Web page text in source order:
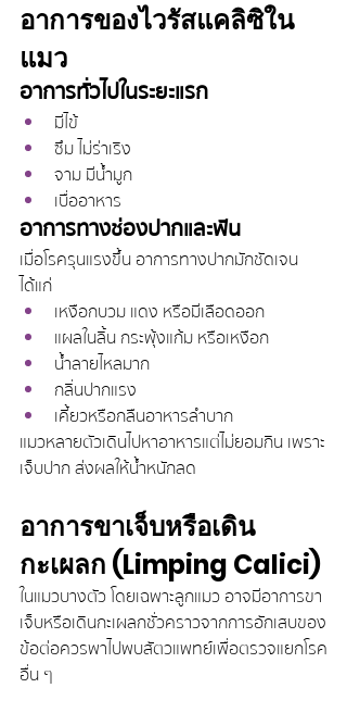
อาการของไวรัสแคลิซิใน
แมว
อาการทั่วไปในระยะแรก
มีไข้
ซึม ไม่ร่าเริง
จาม มีน้ำมูก
เบื่ออาหาร
อาการทางช่องปากและฟัน
เมื่อโรครุนแรงขึ้น อาการทางปากมักชัดเจน
ได้แก่
เหงือกบวม แดง หรือมีเลือดออก
แผลในลิ้น กระพุ้งแก้ม หรือเหงือก
น้ำลายไหลมาก
กลิ่นปากแรง
เคี้ยวหรือกลืนอาหารลำบาก
แมวหลายตัวเดินไปหาอาหารแต่ไม่ยอมกิน เพราะ
เจ็บปาก ส่งผลให้น้ำหนักลด
อาการขาเจ็บหรือเดิน
กะเผลก (Limping Calici)
ในแมวบางตัว โดยเฉพาะลูกแมว อาจมีอาการขา
เจ็บหรือเดินกะเผลกชั่วคราวจากการอักเสบของ
ข้อต่อควรพาไปพบสัตวแพทย์เพื่อตรวจแยกโรค
อื่น ๆ